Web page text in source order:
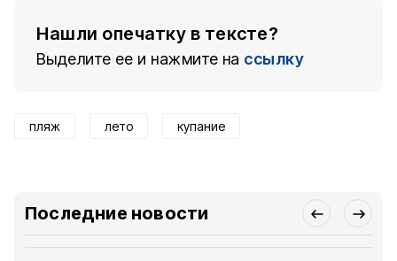
Нашли опечатку в тексте?
Выделите ее и нажмите на ссылку
пляж лето купание
Последние новости